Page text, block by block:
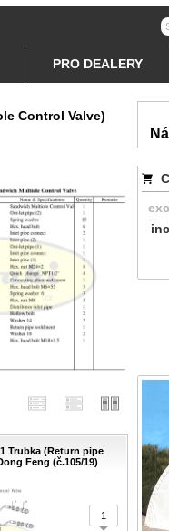
PRO DEALERY
Control Valve)
Trubka (Return pipe
Feng (č.105/19)